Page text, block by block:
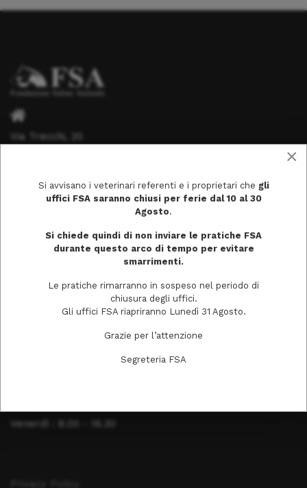
Via Trecchi, 20
info@fondazionesaluteanimale.it
Venerdì : 8.00 - 16.30
×
Si avvisano i veterinari referenti e i proprietari che gli
uffici FSA saranno chiusi per ferie dal 10 al 30
Agosto.
Si chiede quindi di non inviare le pratiche FSA
durante questo arco di tempo per evitare
smarrimenti.
Le pratiche rimarranno in sospeso nel periodo di
chiusura degli uffici.
Gli uffici FSA riapriranno Lunedì 31 Agosto.
Grazie per l’attenzione
Segreteria FSA